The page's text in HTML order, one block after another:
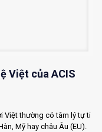
Việt của ACIS
Việt thường có tâm lý tự ti
Mỹ hay châu Âu (EU).